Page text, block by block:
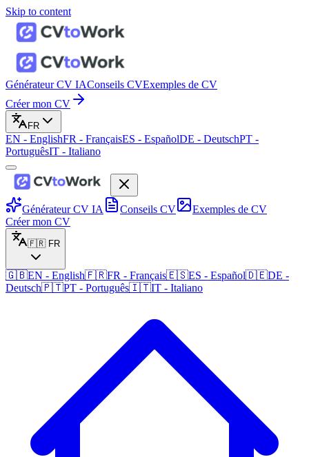
Skip to content
Générateur CV IAConseils CVExemples de CV
Créer mon CV
FR
EN - EnglishFR - FrançaisES - EspañolDE - DeutschPT -
PortuguêsIT - Italiano
Générateur CV IA Conseils CV
Exemples de CV
Créer mon CV
🇫🇷 FR
🇬🇧EN - English🇫🇷FR - Français🇪🇸ES - Español🇩🇪DE -
Deutsch🇵🇹PT - Português🇮🇹IT - Italiano